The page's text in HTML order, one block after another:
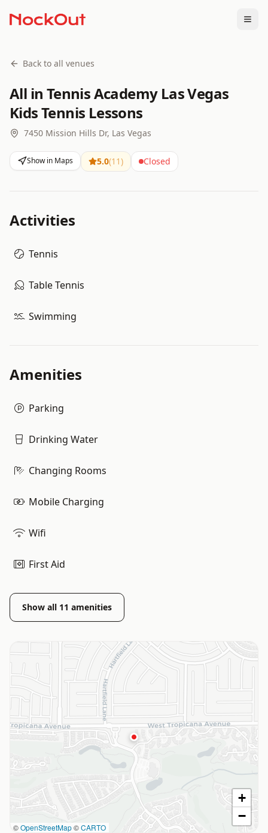
Back to all venues
All in Tennis Academy Las Vegas
Kids Tennis Lessons
7450 Mission Hills Dr, Las Vegas
Show in Maps 5.0(11) Closed
Activities
Tennis
Table Tennis
Swimming
Amenities
Parking
Drinking Water
Changing Rooms
Mobile Charging
Wifi
First Aid
Show all 11 amenities
©OpenStreetMap©CARTO
+
−